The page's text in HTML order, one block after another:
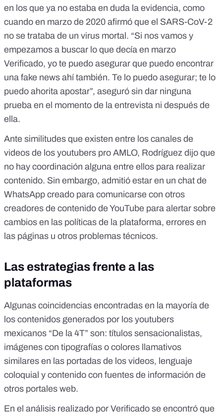
en los que ya no estaba en duda la evidencia, como
cuando en marzo de 2020 afirmó que el SARS-CoV-2
no se trataba de un virus mortal. “Si nos vamos y
empezamos a buscar lo que decía en marzo
Verificado, yo te puedo asegurar que puedo encontrar
una fake news ahí también. Te lo puedo asegurar; te lo
puedo ahorita apostar”, aseguró sin dar ninguna
prueba en el momento de la entrevista ni después de
ella.
Ante similitudes que existen entre los canales de
videos de los youtubers pro AMLO, Rodríguez dijo que
no hay coordinación alguna entre ellos para realizar
contenido. Sin embargo, admitió estar en un chat de
WhatsApp creado para comunicarse con otros
creadores de contenido de YouTube para alertar sobre
cambios en las políticas de la plataforma, errores en
las páginas u otros problemas técnicos.
Las estrategias frente a las
plataformas
Algunas coincidencias encontradas en la mayoría de
los contenidos generados por los youtubers
mexicanos “De la 4T” son: títulos sensacionalistas,
imágenes con tipografías o colores llamativos
similares en las portadas de los videos, lenguaje
coloquial y contenido con fuentes de información de
otros portales web.
En el análisis realizado por Verificado se encontró que